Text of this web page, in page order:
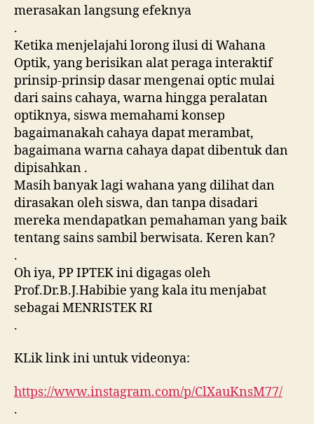
merasakan langsung efeknya
.
Ketika menjelajahi lorong ilusi di Wahana
Optik, yang berisikan alat peraga interaktif
prinsip-prinsip dasar mengenai optic mulai
dari sains cahaya, warna hingga peralatan
optiknya, siswa memahami konsep
bagaimanakah cahaya dapat merambat,
bagaimana warna cahaya dapat dibentuk dan
dipisahkan .
Masih banyak lagi wahana yang dilihat dan
dirasakan oleh siswa, dan tanpa disadari
mereka mendapatkan pemahaman yang baik
tentang sains sambil berwisata. Keren kan?
.
Oh iya, PP IPTEK ini digagas oleh
Prof.Dr.B.J.Habibie yang kala itu menjabat
sebagai MENRISTEK RI
.
KLik link ini untuk videonya:
https://www.instagram.com/p/ClXauKnsM77/
.